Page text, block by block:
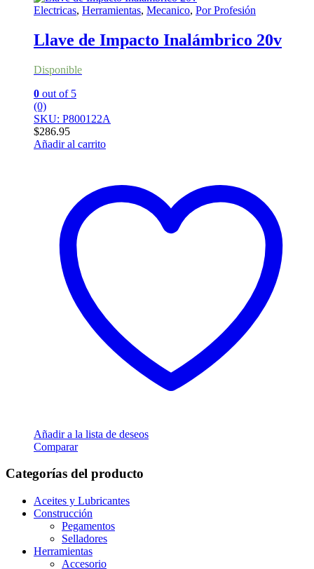
Electricas, Herramientas, Mecanico, Por Profesión
Llave de Impacto Inalámbrico 20v
Disponible
0 out of 5
(0)
SKU: P800122A
$286.95
Añadir al carrito
Añadir a la lista de deseos
Comparar
Categorías del producto
Aceites y Lubricantes
Construcción
Pegamentos
Selladores
Herramientas
Accesorio